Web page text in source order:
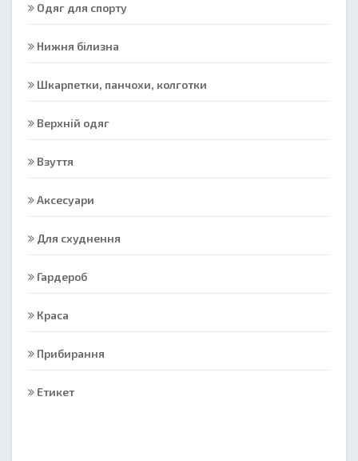
Одяг для спорту
Нижня білизна
Шкарпетки, панчохи, колготки
Верхній одяг
Взуття
Аксесуари
Для схуднення
Гардероб
Краса
Прибирання
Етикет